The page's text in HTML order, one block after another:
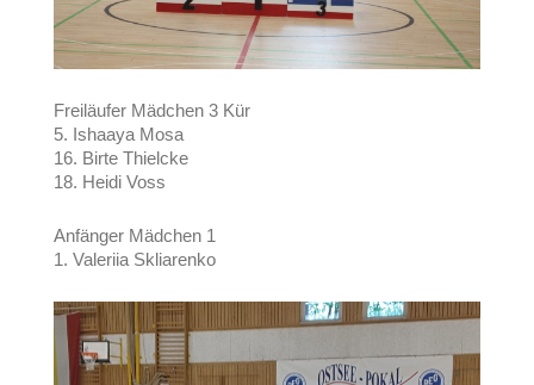
Freiläufer Mädchen 3 Kür
5. Ishaaya Mosa
16. Birte Thielcke
18. Heidi Voss
Anfänger Mädchen 1
1. Valeriia Skliarenko